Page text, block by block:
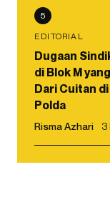
5
EDITORIAL
Dugaan
di Blok M
Dari Cuitan
Polda
Risma Azhari 3